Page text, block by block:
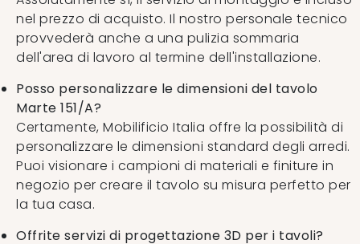
nel prezzo di acquisto. Il nostro personale tecnico
provvederà anche a una pulizia sommaria
dell'area di lavoro al termine dell'installazione.
Posso personalizzare le dimensioni del tavolo
Marte 151/A?
Certamente, Mobilificio Italia offre la possibilità di
personalizzare le dimensioni standard degli arredi.
Puoi visionare i campioni di materiali e finiture in
negozio per creare il tavolo su misura perfetto per
la tua casa.
Offrite servizi di progettazione 3D per i tavoli?